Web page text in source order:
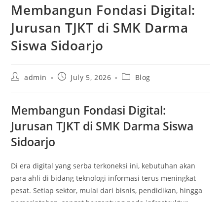
Membangun Fondasi Digital:
Jurusan TJKT di SMK Darma
Siswa Sidoarjo
Postadmin
PostJuly 5, 2026
PostBlog
Membangun Fondasi Digital:
Jurusan TJKT di SMK Darma Siswa
Sidoarjo
Di era digital yang serba terkoneksi ini, kebutuhan akan
para ahli di bidang teknologi informasi terus meningkat
pesat. Setiap sektor, mulai dari bisnis, pendidikan, hingga